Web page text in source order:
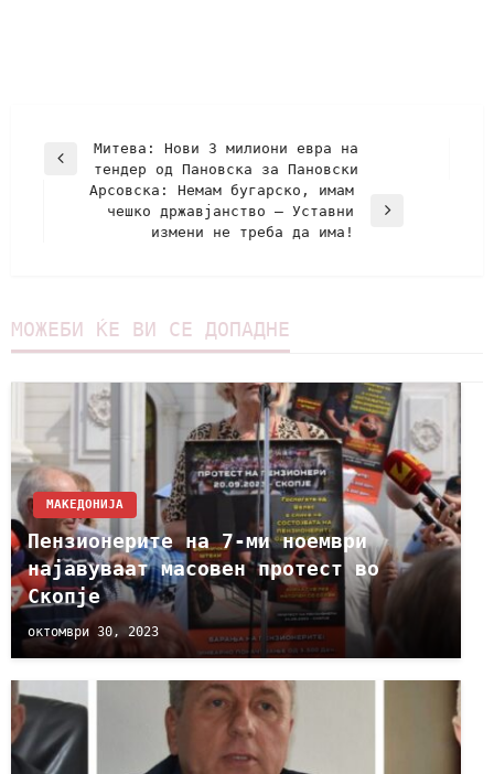
Митева: Нови 3 милиони евра на
тендер од Пановска за Пановски
Арсовска: Немам бугарско, имам
чешко државјанство – Уставни
измени не треба да има!
МОЖЕБИ ЌЕ ВИ СЕ ДОПАДНЕ
МАКЕДОНИЈА
Пензионерите на 7-ми ноември
најавуваат масовен протест во
Скопје
октомври 30, 2023